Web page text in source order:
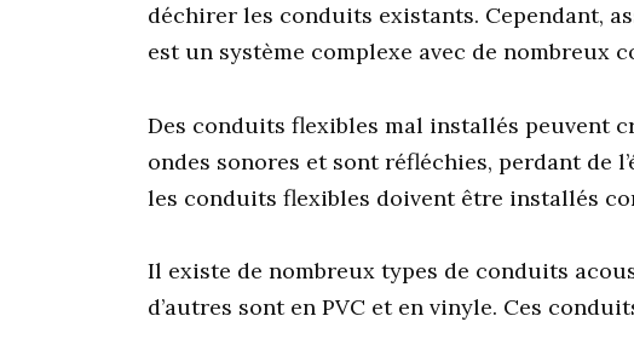
déchirer les conduits existants. Cependant,
est un système complexe avec de nombreux
Des conduits flexibles mal installés peuvent
ondes sonores et sont réfléchies, perdant de
les conduits flexibles doivent être installés
Il existe de nombreux types de conduits
d’autres sont en PVC et en vinyle. Ces